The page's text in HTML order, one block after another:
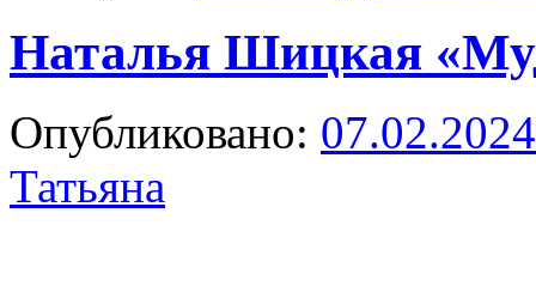
Наталья Шицкая
Опубликовано: 07.02.2024
Татьяна